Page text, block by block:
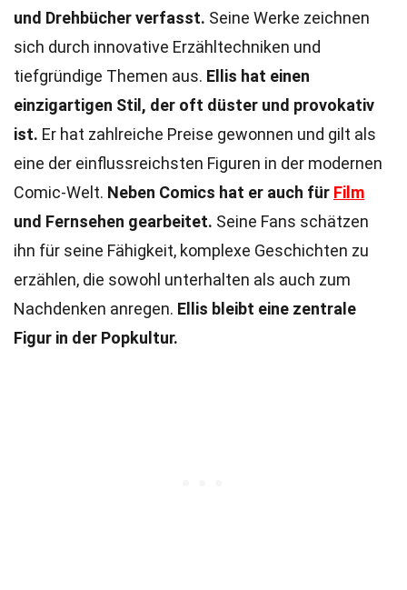
und Drehbücher verfasst. Seine Werke zeichnen
sich durch innovative Erzähltechniken und
tiefgründige Themen aus. Ellis hat einen
einzigartigen Stil, der oft düster und provokativ
ist. Er hat zahlreiche Preise gewonnen und gilt als
eine der einflussreichsten Figuren in der modernen
Comic-Welt. Neben Comics hat er auch für Film
und Fernsehen gearbeitet. Seine Fans schätzen
ihn für seine Fähigkeit, komplexe Geschichten zu
erzählen, die sowohl unterhalten als auch zum
Nachdenken anregen. Ellis bleibt eine zentrale
Figur in der Popkultur.